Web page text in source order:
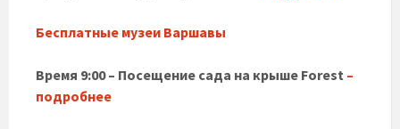
Бесплатные музеи Варшавы
Время 9:00 – Посещение сада на крыше Forest –
подробнее